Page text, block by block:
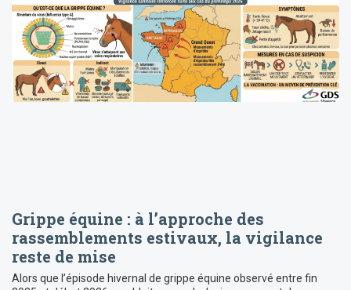
Grippe équine : à l’approche des
rassemblements estivaux, la vigilance
reste de mise
Alors que l’épisode hivernal de grippe équine observé entre fin